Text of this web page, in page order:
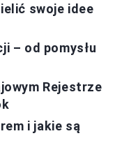
swoje idee
– od pomysłu
Rejestrze
i jakie są